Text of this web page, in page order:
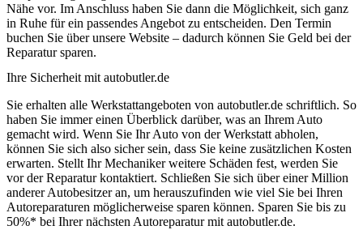
Nähe vor. Im Anschluss haben Sie dann die Möglichkeit, sich ganz
in Ruhe für ein passendes Angebot zu entscheiden. Den Termin
buchen Sie über unsere Website – dadurch können Sie Geld bei der
Reparatur sparen.
Ihre Sicherheit mit autobutler.de
Sie erhalten alle Werkstattangeboten von autobutler.de schriftlich. So
haben Sie immer einen Überblick darüber, was an Ihrem Auto
gemacht wird. Wenn Sie Ihr Auto von der Werkstatt abholen,
können Sie sich also sicher sein, dass Sie keine zusätzlichen Kosten
erwarten. Stellt Ihr Mechaniker weitere Schäden fest, werden Sie
vor der Reparatur kontaktiert. Schließen Sie sich über einer Million
anderer Autobesitzer an, um herauszufinden wie viel Sie bei Ihren
Autoreparaturen möglicherweise sparen können. Sparen Sie bis zu
50%* bei Ihrer nächsten Autoreparatur mit autobutler.de.